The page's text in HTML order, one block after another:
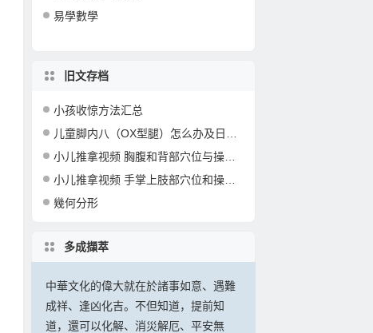
易學數學
旧文存档
小孩收惊方法汇总
儿童脚内八（OX型腿）怎么办及日常习惯纠正
小儿推拿视频 胸腹和背部穴位与操作手法
小儿推拿视频 手掌上肢部穴位和操作手法
幾何分形
多成擷萃
中華文化的偉大就在於諸事如意、遇難
成祥、逢凶化吉。不但知道，提前知
道，還可以化解、消災解厄、平安無